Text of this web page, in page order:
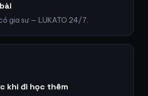
gia sư — LUKATO 24/7.
khi đi học thêm